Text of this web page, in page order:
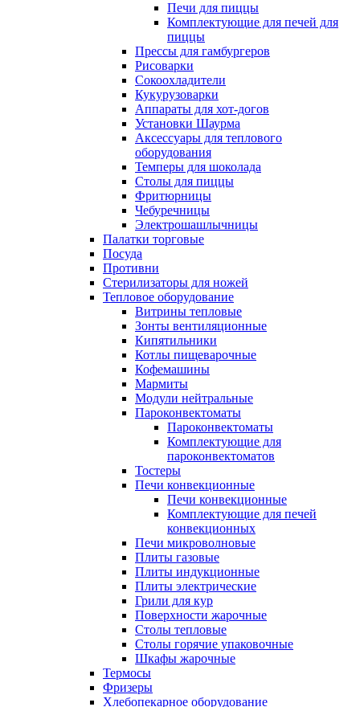
Печи для пиццы
Комплектующие для печей для
пиццы
Прессы для гамбургеров
Рисоварки
Сокоохладители
Кукурузоварки
Аппараты для хот-догов
Установки Шаурма
Аксессуары для теплового
оборудования
Темперы для шоколада
Столы для пиццы
Фритюрницы
Чебуречницы
Электрошашлычницы
Палатки торговые
Посуда
Противни
Стерилизаторы для ножей
Тепловое оборудование
Витрины тепловые
Зонты вентиляционные
Кипятильники
Котлы пищеварочные
Кофемашины
Мармиты
Модули нейтральные
Пароконвектоматы
Пароконвектоматы
Комплектующие для
пароконвектоматов
Тостеры
Печи конвекционные
Печи конвекционные
Комплектующие для печей
конвекционных
Печи микроволновые
Плиты газовые
Плиты индукционные
Плиты электрические
Грили для кур
Поверхности жарочные
Столы тепловые
Столы горячие упаковочные
Шкафы жарочные
Термосы
Фризеры
Хлебопекарное оборудование